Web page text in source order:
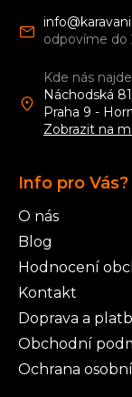
info@
Kde nás
Náchodská
Praha 9 -
Zobrazit na
Info pro Vás?
O nás
Blog
Hodnocení
Kontakt
Doprava a
Obchodní
Ochrana